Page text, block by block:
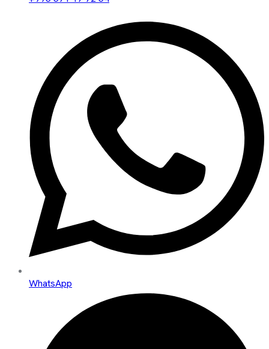
WhatsApp